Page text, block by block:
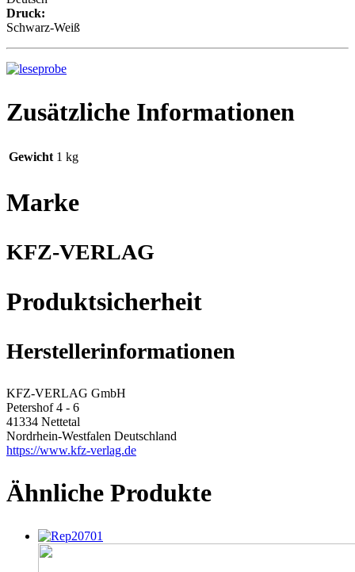
Druck:
Schwarz-Weiß
Zusätzliche Informationen
Gewicht 1 kg
Marke
KFZ-VERLAG
Produktsicherheit
Herstellerinformationen
KFZ-VERLAG GmbH
Petershof 4 - 6
41334 Nettetal
Nordrhein-Westfalen Deutschland
https://www.kfz-verlag.de
Ähnliche Produkte